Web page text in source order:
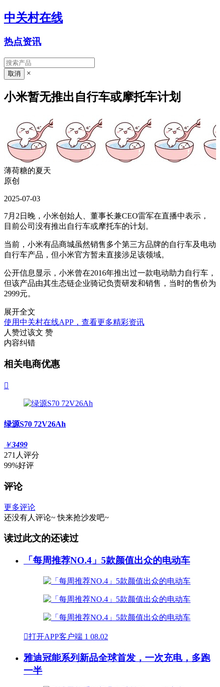
中关村在线
热点资讯
×
小米暂无推出自行车或摩托车计划
薄荷糖的夏天
原创
2025-07-03
7月2日晚，小米创始人、董事长兼CEO雷军在直播中表示，
目前公司没有推出自行车或摩托车的计划。
当前，小米有品商城虽然销售多个第三方品牌的自行车及电动
自行车产品，但小米官方暂未直接涉足该领域。
公开信息显示，小米曾在2016年推出过一款电动助力自行车，
但该产品由其生态链企业骑记负责研发和销售，当时的售价为
2999元。
展开全文
使用中关村在线APP，查看更多精彩资讯
人赞过该文 赞
内容纠错
相关电商优惠

绿源S70 72V26Ah
￥3499
271人评分
99%好评
评论
更多评论
还没有人评论~ 快来抢沙发吧~
读过此文的还读过
「每周推荐NO.4」5款颜值出众的电动车
打开APP客户端 1 08.02
雅迪冠能系列新品全球首发，一次充电，多跑
一半